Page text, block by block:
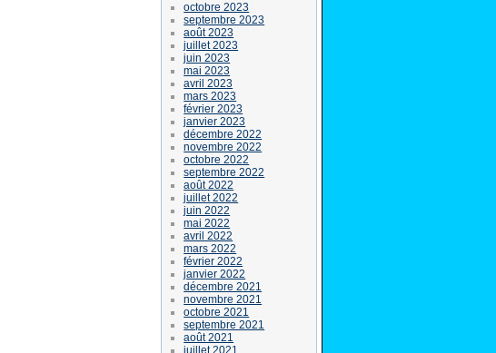
octobre 2023
septembre 2023
août 2023
juillet 2023
juin 2023
mai 2023
avril 2023
mars 2023
février 2023
janvier 2023
décembre 2022
novembre 2022
octobre 2022
septembre 2022
août 2022
juillet 2022
juin 2022
mai 2022
avril 2022
mars 2022
février 2022
janvier 2022
décembre 2021
novembre 2021
octobre 2021
septembre 2021
août 2021
juillet 2021